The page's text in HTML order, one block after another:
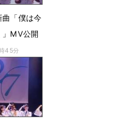
「僕は今
」MV公開
45分